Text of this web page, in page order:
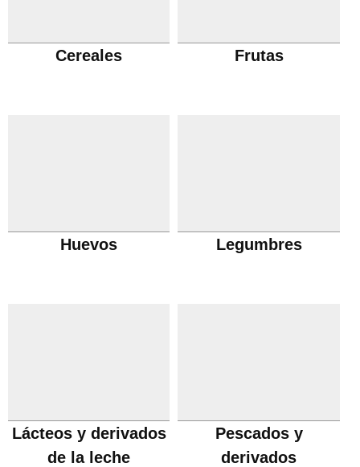
Cereales Frutas
Huevos Legumbres
Lácteos y derivados
de la leche
Pescados y
derivados